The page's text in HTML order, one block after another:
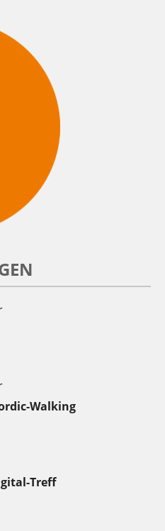
Walking
Treff